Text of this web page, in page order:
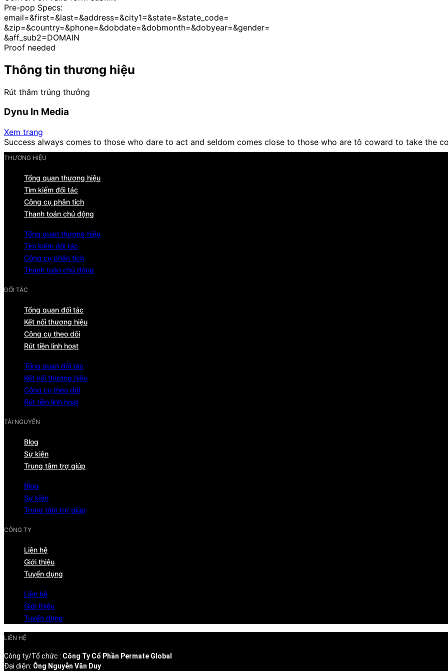
Pre-pop Specs:
email=&first=&last=&address=&city1=&state=&state_code=
&zip=&country=&phone=&dobdate=&dobmonth=&dobyear=&gender=
&aff_sub2=DOMAIN
Proof needed
Thông tin thương hiệu
Rút thăm trúng thưởng
Dynu In Media
Xem trang
Success always comes to those who dare to act and seldom comes close to those who are tô coward to take the
THƯƠNG HIỆU
Tổng quan thương hiệu
Tìm kiếm đối tác
Công cụ phân tích
Thanh toán chủ động
Tổng quan thương hiệu
Tìm kiếm đối tác
Công cụ phân tích
Thanh toán chủ động
ĐỐI TÁC
Tổng quan đối tác
Kết nối thương hiệu
Công cụ theo dõi
Rút tiền linh hoạt
Tổng quan đối tác
Kết nối thương hiệu
Công cụ theo dõi
Rút tiền linh hoạt
TÀI NGUYÊN
Blog
Sự kiện
Trung tâm trợ giúp
Blog
Sự kiện
Trung tâm trợ giúp
CÔNG TY
Liên hệ
Giới thiệu
Tuyển dụng
Liên hệ
Giới thiệu
Tuyển dụng
LIÊN HỆ
Công ty/Tổ chức : Công Ty Cổ Phần Permate Global
Đại diện: Ông Nguyễn Văn Duy